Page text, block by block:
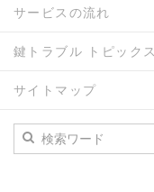
サービスの流れ
鍵トラブル トピックス
サイトマップ